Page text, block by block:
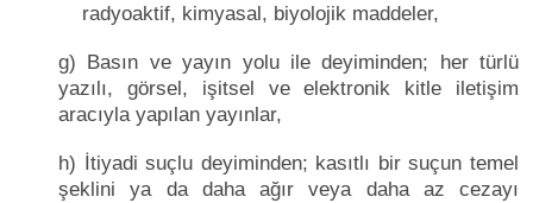
radyoaktif, kimyasal, biyolojik maddeler,
g) Basın ve yayın yolu ile deyiminden; her türlü
yazılı, görsel, işitsel ve elektronik kitle iletişim
aracıyla yapılan yayınlar,
h) İtiyadi suçlu deyiminden; kasıtlı bir suçun temel
şeklini ya da daha ağır veya daha az cezayı